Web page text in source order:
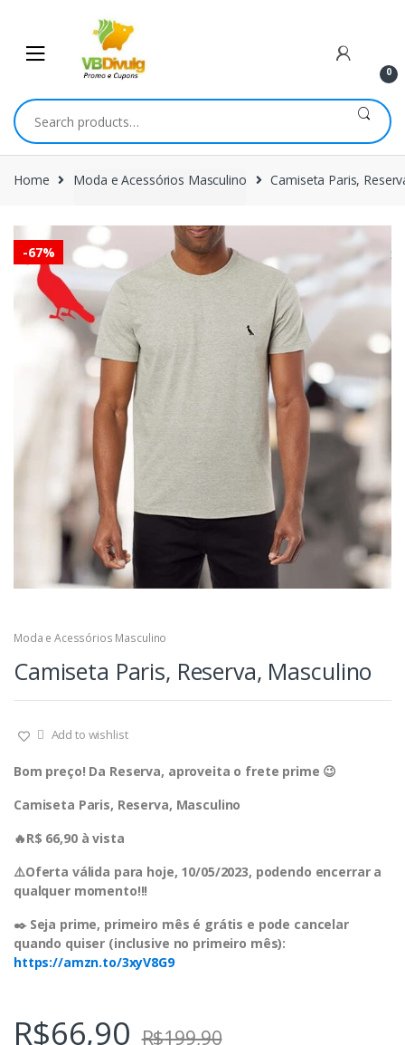
navigation
content
0
Search
for:
Home Moda e Acessórios Masculino Camiseta Paris,
-67%
Moda e Acessórios Masculino
Camiseta Paris, Reserva, Masculino
Add to wishlist
Bom preço! Da Reserva, aproveita o frete prime 😉
Camiseta Paris, Reserva, Masculino
🔥R$ 66,90 à vista
⚠️Oferta válida para hoje, 10/05/2023, podendo encerrar a
qualquer momento!!!
✒️ Seja prime, primeiro mês é grátis e pode cancelar
quando quiser (inclusive no primeiro mês):
https://amzn.to/3xyV8G9
R$66,90 R$199,90